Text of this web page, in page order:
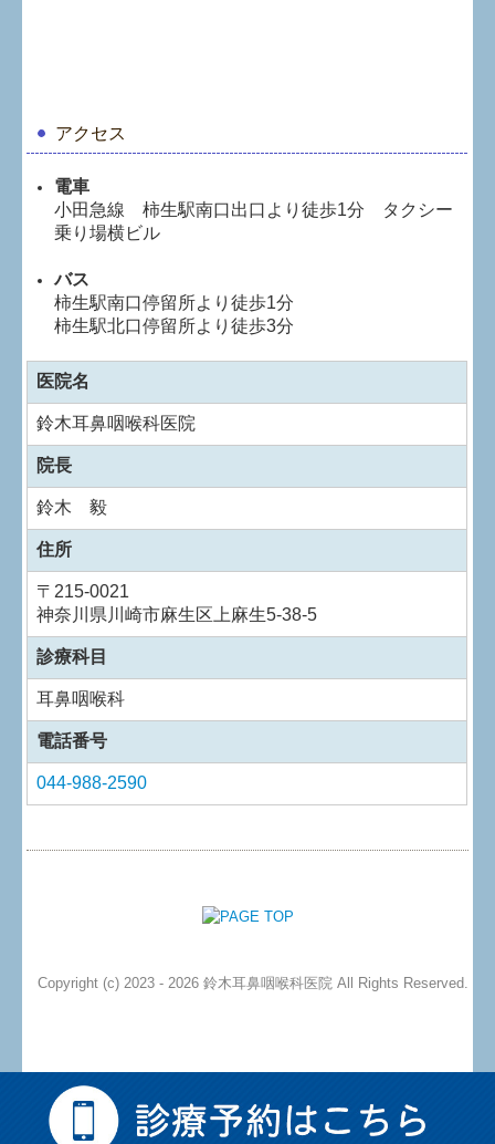
アクセス
電車
小田急線 柿生駅南口出口より徒歩1分 タクシー
乗り場横ビル
バス
柿生駅南口停留所より徒歩1分
柿生駅北口停留所より徒歩3分
医院名
鈴木耳鼻咽喉科医院
院長
鈴木 毅
住所
〒 215-0021
神奈川県川崎市麻生区上麻生5-38-5
診療科目
耳鼻咽喉科
電話番号
044-988-2590
Copyright (c) 2023 - 2026 鈴木耳鼻咽喉科医院 All Rights Reserved.